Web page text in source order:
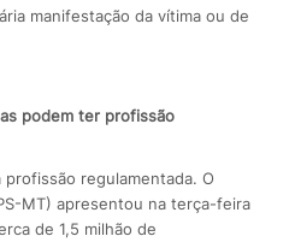
manifestação da vítima ou de
podem ter profissão
regulamentada. O
MT) apresentou na terça-feira
de 1,5 milhão de